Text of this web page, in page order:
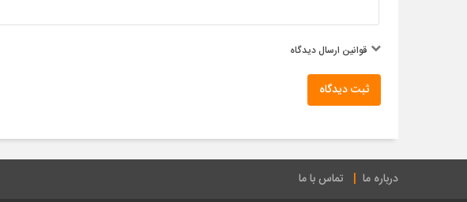
قوانین ارسال دیدگاه
ثبت دیدگاه
درباره ما تماس با ما